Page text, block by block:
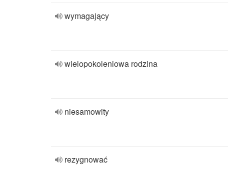
wymagający
wielopokoleniowa rodzina
niesamowity
rezygnować